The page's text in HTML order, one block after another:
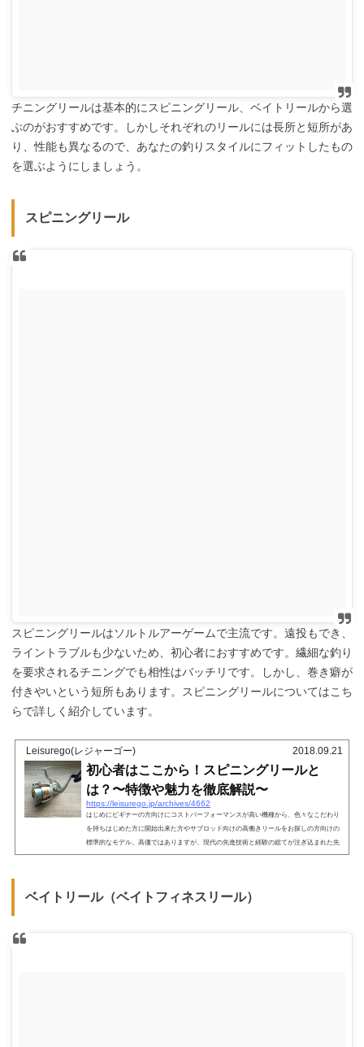
チニングリールは基本的にスピニングリール、ベイトリールから選
ぶのがおすすめです。しかしそれぞれのリールには長所と短所があ
り、性能も異なるので、あなたの釣りスタイルにフィットしたもの
を選ぶようにしましょう。
スピニングリール
スピニングリールはソルトルアーゲームで主流です。遠投もでき、
ライントラブルも少ないため、初心者におすすめです。繊細な釣り
を要求されるチニングでも相性はバッチリです。しかし、巻き癖が
付きやいという短所もあります。スピニングリールについてはこち
らで詳しく紹介しています。
Leisurego(レジャーゴー) 2018.09.21
初心者はここから！スピニングリールと
は？〜特徴や魅力を徹底解説〜
https://leisurego.jp/archives/4662
はじめにビギナーの方向けにコストパーフォーマンスが高い機種から、色々なこだわり
を持ちはじめた方に開始出来た方やサブロッド向けの高働きリールをお探しの方向けの
標準的なモデル。高価ではありますが、現代の先進技術と経験の総てが注ぎ込まれた先
鋭働き満載のハイエンドモデルまでをご解説します！スピニングリールおすすめのメー
グ」が、お買い得な代金帯でありな...
ベイトリール（ベイトフィネスリール）